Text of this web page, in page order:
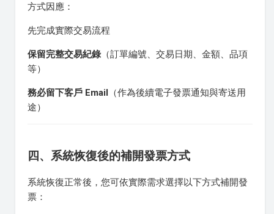
方式因應：
先完成實際交易流程
保留完整交易紀錄（訂單編號、交易日期、金額、品項
等）
務必留下客戶 Email （作為後續電子發票通知與寄送用
途）
四、系統恢復後的補開發票方式
系統恢復正常後，您可依實際需求選擇以下方式補開發
票：